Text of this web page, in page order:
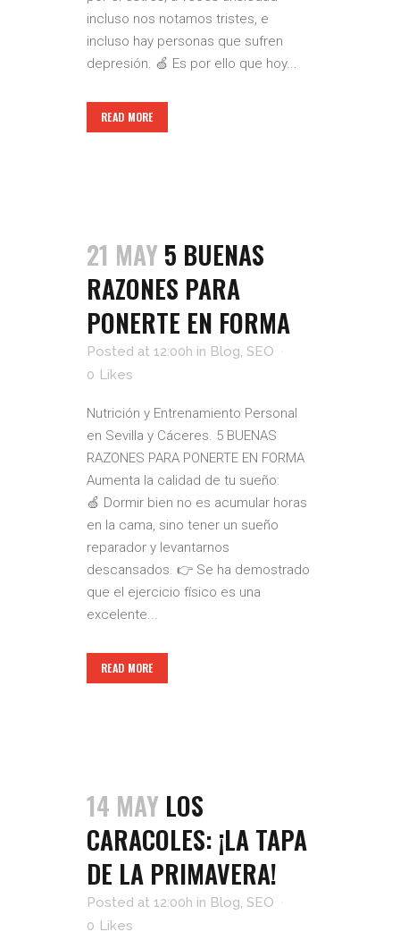
incluso nos notamos tristes, e
incluso hay personas que sufren
depresión. 🍏 Es por ello que hoy...
READ MORE
21 MAY5 BUENAS
RAZONES PARA
PONERTE EN FORMA
Posted at 12:00h in Blog, SEO
0 Likes
Nutrición y Entrenamiento Personal
en Sevilla y Cáceres. 5 BUENAS
RAZONES PARA PONERTE EN FORMA
Aumenta la calidad de tu sueño:
🍏 Dormir bien no es acumular horas
en la cama, sino tener un sueño
reparador y levantarnos
descansados. 👉 Se ha demostrado
que el ejercicio físico es una
excelente...
READ MORE
14 MAY LOS
CARACOLES: ¡LA TAPA
DE LA PRIMAVERA!
Posted at 12:00h in Blog, SEO
0 Likes